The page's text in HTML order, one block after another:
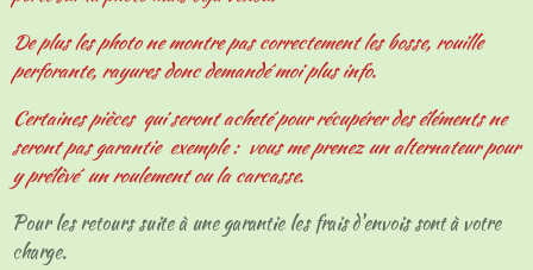
De plus les photo ne montre pas correctement les bosse, rouille
perforante, rayures donc demandé moi plus info.
Certaines pièces qui seront acheté pour récupérer des éléments ne
seront pas garantie exemple : vous me prenez un alternateur pour
y prélèvé un roulement ou la carcasse.
Pour les retours suite à une garantie les frais d'envois sont à votre
charge.